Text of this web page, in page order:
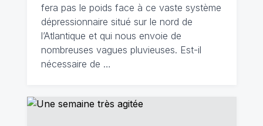
fera pas le poids face à ce vaste système
dépressionnaire situé sur le nord de
l’Atlantique et qui nous envoie de
nombreuses vagues pluvieuses. Est-il
nécessaire de …